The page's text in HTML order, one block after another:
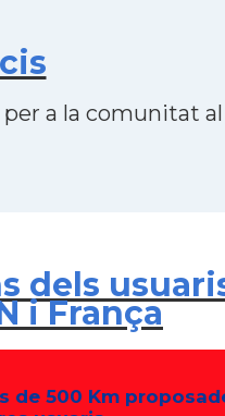
a la comunitat
dels
i França
de 500 Km